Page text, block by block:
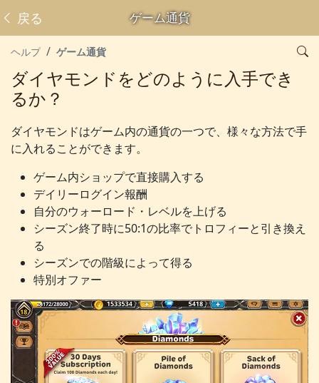
ゲーム通貨
戻る
ヘルプ ゲーム通貨
ダイヤモンドをどのように入手でき
るか？
ダイヤモンドはゲーム内の通貨の一つで、様々な方法で手
に入れることができます。
ゲーム内ショップで直接購入する
デイリーログイン報酬
自分のウォーロード・レベルを上げる
シーズン終了時に50:1の比率でトロフィーと引き換え
る
シーズンでの階級によって得る
特別オファー